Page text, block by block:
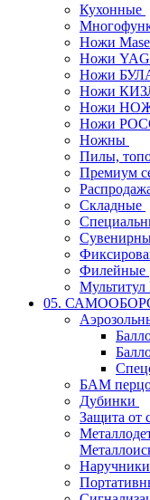
Кухонные
Ножи
Ножи
Ножи
Ножи
Ножи
Ножи
Ножны
Пилы,
Премиум
Складные
Филейные
Мультитул
05.
БАМ
Дубинки
Защита от
Наручники